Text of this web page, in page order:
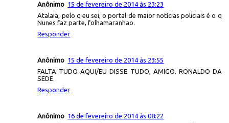
Anônimo 15 de fevereiro de 2014 às 23:23
Atalaia, pelo q eu sei, o portal de maior notícias policiais é o q
Nunes faz parte, folhamaranhao.
Responder
Anônimo 15 de fevereiro de 2014 às 23:55
FALTA TUDO AQUI/EU DISSE TUDO, AMIGO. RONALDO DA
SEDE.
Responder
Anônimo 16 de fevereiro de 2014 às 08:22